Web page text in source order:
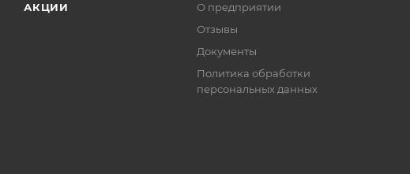
АКЦИИ
О предприятии
Отзывы
Документы
Политика обработки
персональных данных